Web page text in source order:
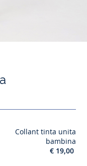
Aggiungi ai
Collant tinta unita
bambina
€ 19,00